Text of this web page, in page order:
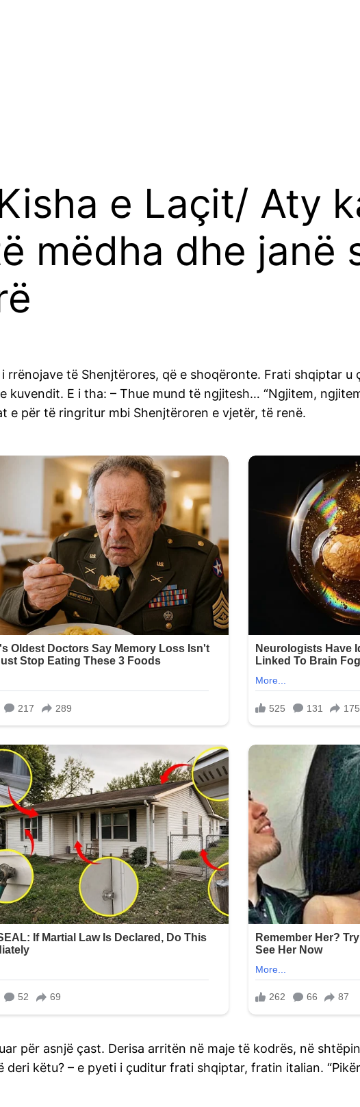
e Laçit/ Aty
mëdha dhe janë
të Shenjtërores, që e shoqëronte. Frati shqiptar u
kuvendit. E i tha: – Thue mund të ngjitesh… “Ngjitem,
e për të ringritur mbi Shenjtëroren e vjetër, të renë.
për asnjë çast. Derisa arritën në maje të kodrës, në
këtu? – e pyeti i çuditur frati shqiptar, fratin italian.